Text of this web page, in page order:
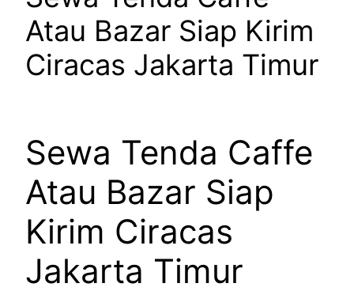
Atau Bazar Siap Kirim
Ciracas Jakarta Timur
Sewa Tenda Caffe
Atau Bazar Siap
Kirim Ciracas
Jakarta Timur